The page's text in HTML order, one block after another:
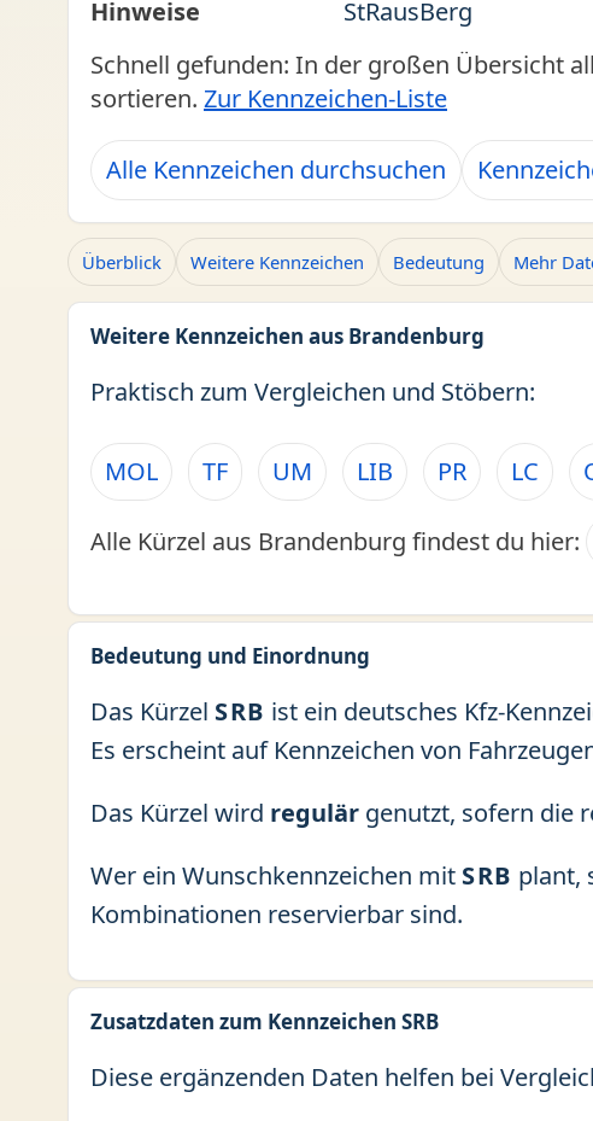
Hinweise
StRausBerg
Schnell gefunden: In der großen Übersicht
sortieren. Zur Kennzeichen-Liste
Alle Kennzeichen durchsuchen
Überblick Weitere Kennzeichen Bedeutung Mehr
Weitere Kennzeichen aus Brandenburg
Praktisch zum Vergleichen und Stöbern:
MOL TF UM LIB PR LC
Alle Kürzel aus Brandenburg findest du hier:
Bedeutung und Einordnung
Das Kürzel SRB ist ein deutsches Kfz-
Es erscheint auf Kennzeichen von
Das Kürzel wird regulär genutzt, sofern die
Wer ein Wunschkennzeichen mit SRB plant,
Kombinationen reservierbar sind.
Zusatzdaten zum Kennzeichen SRB
Diese ergänzenden Daten helfen bei